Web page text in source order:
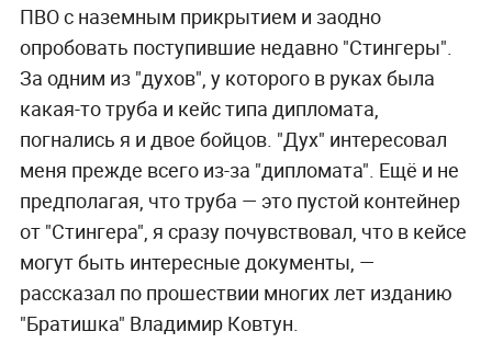
ПВО с наземным прикрытием и заодно
опробовать поступившие недавно "Стингеры".
За одним из "духов", у которого в руках была
какая-то труба и кейс типа дипломата,
погнались я и двое бойцов. "Дух" интересовал
меня прежде всего из-за "дипломата". Ещё и не
предполагая, что труба — это пустой контейнер
от "Стингера", я сразу почувствовал, что в кейсе
могут быть интересные документы, —
рассказал по прошествии многих лет изданию
"Братишка" Владимир Ковтун.